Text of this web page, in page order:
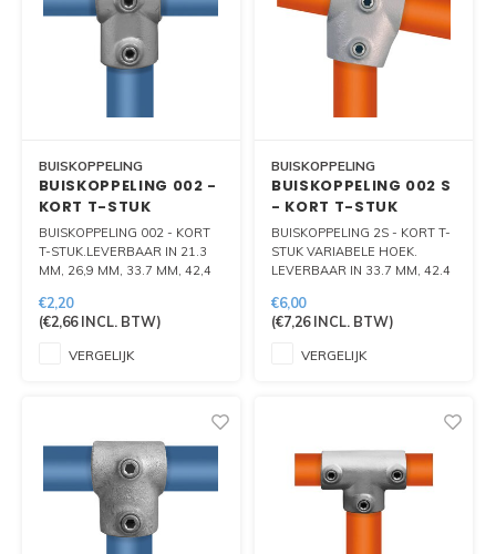
BUISKOPPELING
BUISKOPPELING 002 -
KORT T-STUK
BUISKOPPELING 002 - KORT
T-STUK.LEVERBAAR IN 21.3
MM, 26,9 MM, 33.7 MM, 42,4
€2,20
(€2,66INCL. BTW)
VERGELIJK
BUISKOPPELING
BUISKOPPELING 002 S
- KORT T-STUK
VARIABELE HOEK
BUISKOPPELING 2S - KORT T-
STUK VARIABELE HOEK.
LEVERBAAR IN 33.7 MM, 42.4
€6,00
(€7,26INCL. BTW)
VERGELIJK